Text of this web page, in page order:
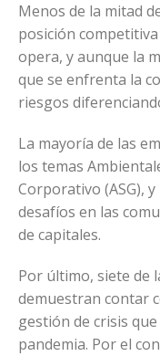
Menos de la mitad
posición
opera, y aunque la
que se enfrenta la
riesgos
La mayoría de las
los temas
Corporativo (ASG),
desafíos en las
de capitales.
Por último, siete de
demuestran contar
gestión de crisis
pandemia. Por el